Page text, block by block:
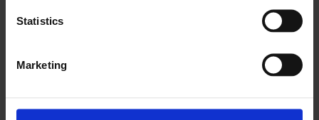
Statistics
Marketing
Müştərinin xidmətin çatdırılması prosesinə cəlb
edilməsi həm müvəffəqiyyəti, həm də saxlama
dərəcəsini artıra bilər. Frontu müştərilərə xidməti
nəzərdən keçirməyə və texniki işçilərə iş haqqında